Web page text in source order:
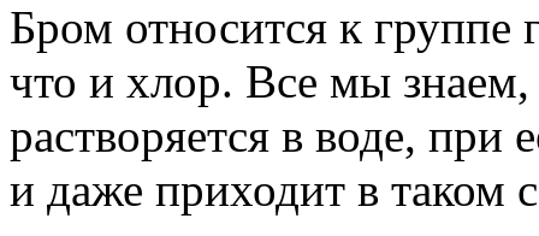
Бром относится к группе
что и хлор. Все мы
растворяется в воде, при
и даже приходит в таком